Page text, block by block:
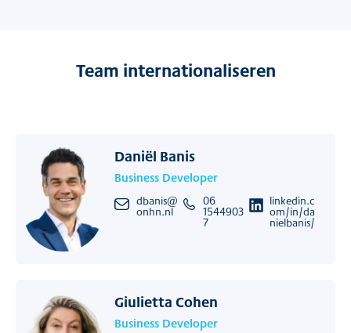
Team internationaliseren
Daniël Banis
Business Developer
dbanis@
onhn.nl
06
1544903
7
linkedin.c
om/in/da
nielbanis/
Giulietta Cohen
Business Developer